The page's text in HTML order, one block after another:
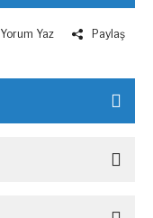
Yorum Yaz Paylaş